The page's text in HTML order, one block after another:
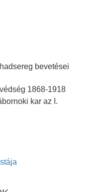
bevetései
1868-1918
kar az I.